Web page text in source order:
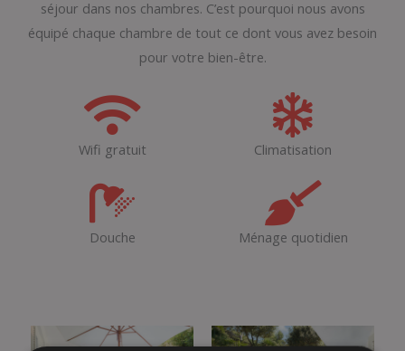
séjour dans nos chambres. C’est pourquoi nous avons
équipé chaque chambre de tout ce dont vous avez besoin
pour votre bien-être.
Wifi gratuit Climatisation
Douche Ménage quotidien